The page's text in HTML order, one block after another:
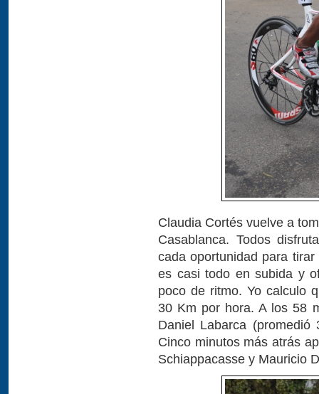
Claudia Cortés vuelve a
Casablanca. Todos
cada oportunidad para
es casi todo en subida y
poco de ritmo. Yo calculo
30 Km por hora. A los 58
Daniel Labarca
Cinco minutos más atrás
Schiappacasse y Mauricio